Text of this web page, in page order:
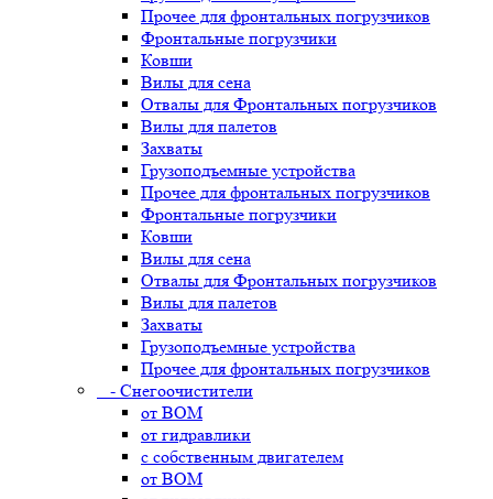
Прочее для фронтальных погрузчиков
Фронтальные погрузчики
Ковши
Вилы для сена
Отвалы для Фронтальных погрузчиков
Вилы для палетов
Захваты
Грузоподъемные устройства
Прочее для фронтальных погрузчиков
Фронтальные погрузчики
Ковши
Вилы для сена
Отвалы для Фронтальных погрузчиков
Вилы для палетов
Захваты
Грузоподъемные устройства
Прочее для фронтальных погрузчиков
- Снегоочистители
от ВОМ
от гидравлики
с собственным двигателем
от ВОМ